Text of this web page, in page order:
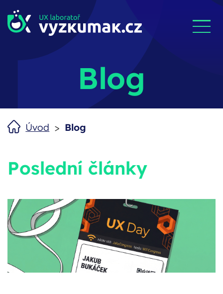
Blog
Úvod > Blog
Poslední články